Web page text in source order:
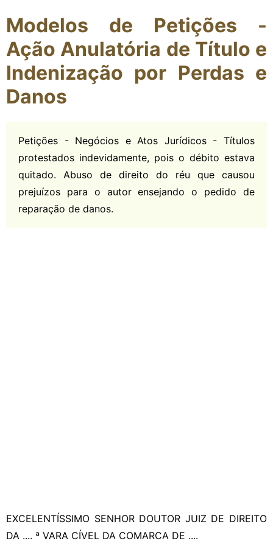
Modelos de Petições -
Ação Anulatória de Título e
Indenização por Perdas e
Danos
Petições - Negócios e Atos Jurídicos - Títulos
protestados indevidamente, pois o débito estava
quitado. Abuso de direito do réu que causou
prejuízos para o autor ensejando o pedido de
reparação de danos.
EXCELENTÍSSIMO SENHOR DOUTOR JUIZ DE DIREITO
DA .... ª VARA CÍVEL DA COMARCA DE ....